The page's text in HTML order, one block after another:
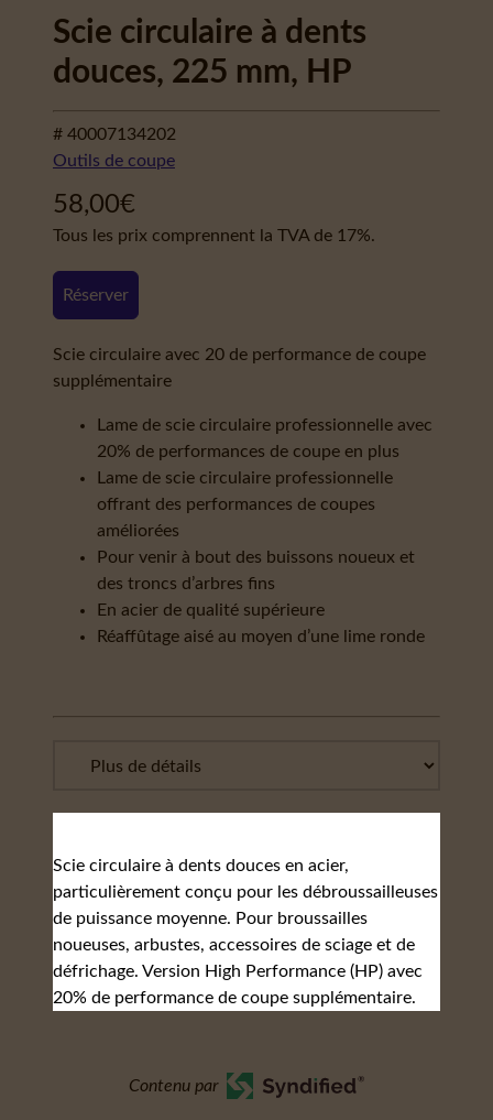
Scie circulaire à dents
douces, 225 mm, HP
# 40007134202
Outils de coupe
58,00€
Tous les prix comprennent la TVA de 17%.
Réserver
Scie circulaire avec 20 de performance de coupe
supplémentaire
Lame de scie circulaire professionnelle avec
20% de performances de coupe en plus
Lame de scie circulaire professionnelle
offrant des performances de coupes
améliorées
Pour venir à bout des buissons noueux et
des troncs d’arbres fins
En acier de qualité supérieure
Réaffûtage aisé au moyen d’une lime ronde
Scie circulaire à dents douces en acier,
particulièrement conçu pour les débroussailleuses
de puissance moyenne. Pour broussailles
noueuses, arbustes, accessoires de sciage et de
défrichage. Version High Performance (HP) avec
20% de performance de coupe supplémentaire.
Contenu par